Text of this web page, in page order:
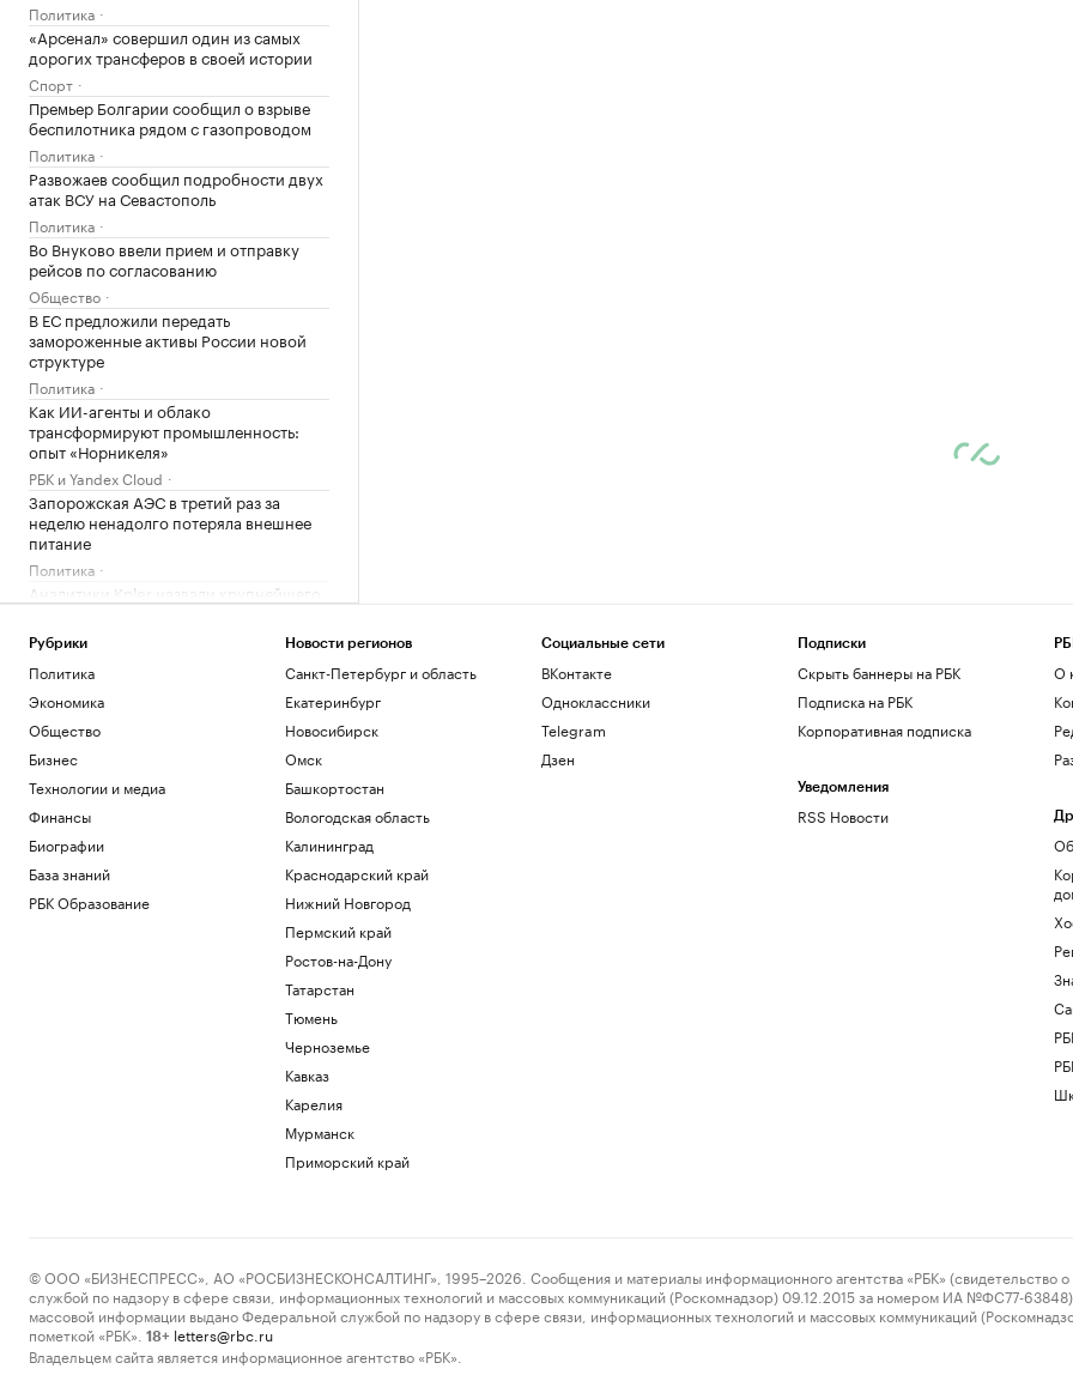
Политика
«Арсенал» совершил один из самых
дорогих трансферов в своей истории
Спорт
Премьер Болгарии сообщил о взрыве
беспилотника рядом с газопроводом
Политика
Развожаев сообщил подробности двух
атак ВСУ на Севастополь
Политика
Во Внуково ввели прием и отправку
рейсов по согласованию
Общество
В ЕС предложили передать
замороженные активы России новой
структуре
Политика
Как ИИ-агенты и облако
трансформируют промышленность:
опыт «Норникеля»
РБК и Yandex Cloud
Запорожская АЭС в третий раз за
неделю ненадолго потеряла внешнее
питание
Политика
Аналитики Kpler назвали крупнейшего
Политика
Сенат США согласовал краткосрочный
бюджет, чтобы избежать нового
шатдауна
Политика
Матч звезд на Кубке Овечкина
Спорт
После столкновения дрона с НПЗ в
Ливии произошла утечка
Политика
Сенат утвердил личного адвоката
Трампа генпрокурором США
Число погибших при стрельбе в школе
Турцией прохода судов в Черном море
Рубрики
Политика
Экономика
Общество
Бизнес
Технологии и медиа
Финансы
Биографии
База знаний
РБК Образование
Новости регионов
Санкт-Петербург и область
Екатеринбург
Новосибирск
Омск
Башкортостан
Вологодская область
Калининград
Краснодарский край
Нижний Новгород
Пермский край
Ростов-на-Дону
Татарстан
Тюмень
Черноземье
Кавказ
Карелия
Мурманск
Приморский край
Социальные сети
ВКонтакте
Одноклассники
Telegram
Дзен
Подписки
Скрыть баннеры на РБК
Подписка на РБК
Корпоративная подписка
Уведомления
RSS Новости
О
© ООО «БИЗНЕСПРЕСС», АО «РОСБИЗНЕСКОНСАЛТИНГ», 1995–2026. Сообщения и материалы информационного агентства «РБК» (свидетельство о
службой по надзору в сфере связи, информационных технологий и массовых коммуникаций (Роскомнадзор) 09.12.2015 за номером ИА №ФС77-63848)
массовой информации выдано Федеральной службой по надзору в сфере связи, информационных технологий и массовых коммуникаций
пометкой «РБК».
18+ letters@rbc.ru
Владельцем сайта является информационное агентство «РБК».